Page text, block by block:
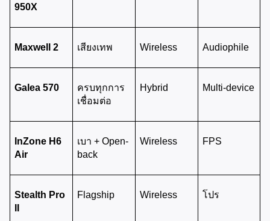
950X
Maxwell 2 เสียงเทพ Wireless Audiophile
Galea 570
ครบทุกการ
เชื่อมต่อ
Hybrid Multi-device
InZone H6
Air
เบา + Open-
back
Wireless FPS
Stealth Pro
Flagship Wireless โปร